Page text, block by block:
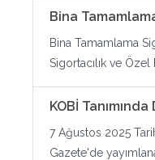
Bina
Bina Tamamlama
Sigortacılık ve
KOBİ
7 Ağustos 2025
Gazete'de